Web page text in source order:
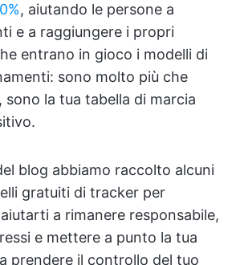
, aiutando le persone a
e a raggiungere i propri
entrano in gioco i modelli di
sono molto più che
sono la tua tabella di marcia
blog abbiamo raccolto alcuni
gratuiti di tracker per
a rimanere responsabile,
e mettere a punto la tua
prendere il controllo del tuo